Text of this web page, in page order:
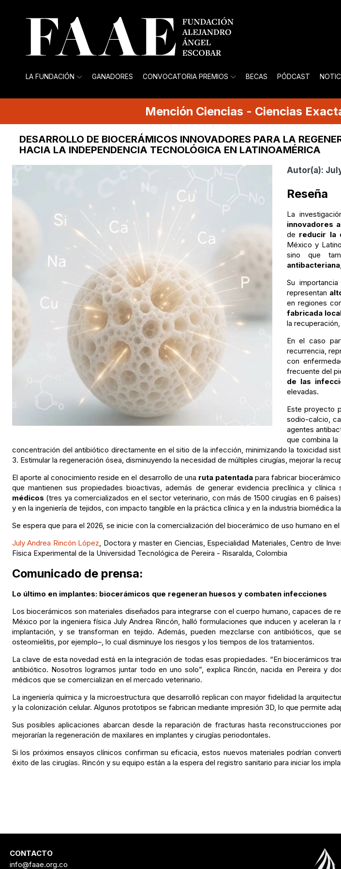
LA FUNDACIÓN GANADORES CONVOCATORIA PREMIOS BECAS PÓDCAST
Mención Ciencias - Ciencias
DESARROLLO DE BIOCERÁMICOS INNOVADORES PARA LA
HACIA LA INDEPENDENCIA TECNOLÓGICA EN LATINOAMÉRICA
Autor(a):
Reseña
La
innovadores
de reducir la
México y
sino que
antibacteriana
Su
representan
en regiones
fabricada
la
En el caso
recurrencia,
con
frecuente del
de las
elevadas.
Este proyecto
sodio-calcio,
agentes
que combina
concentración del antibiótico directamente en el sitio de la infección, minimizando la toxicidad
3. Estimular la regeneración ósea, disminuyendo la necesidad de múltiples cirugías, mejorar la
El aporte al conocimiento reside en el desarrollo de una ruta patentadapara fabricar
que mantienen sus propiedades bioactivas, además de generar evidencia preclínica y
médicos (tres ya comercializados en el sector veterinario, con más de 1500 cirugías en 6
y en la ingeniería de tejidos, con impacto tangible en la práctica clínica y en la industria biomédica
Se espera que para el 2026, se inicie con la comercialización del biocerámico de uso humano en
July Andrea Rincón López, Doctora y master en Ciencias, Especialidad Materiales, Centro de
Física Experimental de la Universidad Tecnológica de Pereira - Risaralda, Colombia
Comunicado de prensa:
Lo último en implantes: biocerámicos que regeneran huesos y combaten infecciones
Los biocerámicos son materiales diseñados para integrarse con el cuerpo humano, capaces de
México por la ingeniera física July Andrea Rincón, halló formulaciones que inducen y aceleran
implantación, y se transforman en tejido. Además, pueden mezclarse con antibióticos,
osteomielitis, por ejemplo–, lo cual disminuye los riesgos y los tiempos de los tratamientos.
La clave de esta novedad está en la integración de todas esas propiedades. “En biocerámicos
antibiótico. Nosotros logramos juntar todo en uno solo”, explica Rincón, nacida en Pereira y
médicos que se comercializan en el mercado veterinario.
La ingeniería química y la microestructura que desarrolló replican con mayor fidelidad la
y la colonización celular. Algunos prototipos se fabrican mediante impresión 3D, lo que permite
Sus posibles aplicaciones abarcan desde la reparación de fracturas hasta reconstrucciones
mejorarían la regeneración de maxilares en implantes y cirugías periodontales.
Si los próximos ensayos clínicos confirman su eficacia, estos nuevos materiales podrían
éxito de las cirugías. Rincón y su equipo están a la espera del registro sanitario para iniciar los
CONTACTO
info@faae.org.co